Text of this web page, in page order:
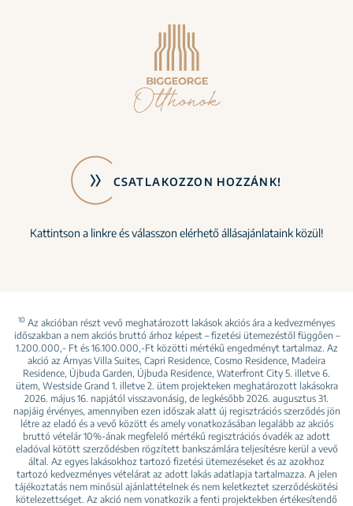
CSATLAKOZZON HOZZÁNK!
Kattintson a linkre és válasszon elérhető állásajánlataink közül!
10 Az akcióban részt vevő meghatározott lakások akciós ára a kedvezményes
időszakban a nem akciós bruttó árhoz képest – fizetési ütemezéstől függően –
1.200.000,- Ft és 16.100.000,-Ft közötti mértékű engedményt tartalmaz. Az
akció az Árnyas Villa Suites, Capri Residence, Cosmo Residence, Madeira
Residence, Újbuda Garden, Újbuda Residence, Waterfront City 5. illetve 6.
ütem, Westside Grand 1. illetve 2. ütem projekteken meghatározott lakásokra
2026. május 16. napjától visszavonásig, de legkésőbb 2026. augusztus 31.
napjáig érvényes, amennyiben ezen időszak alatt új regisztrációs szerződés jön
létre az eladó és a vevő között és amely vonatkozásában legalább az akciós
bruttó vételár 10%-ának megfelelő mértékű regisztrációs óvadék az adott
eladóval kötött szerződésben rögzített bankszámlára teljesítésre kerül a vevő
által. Az egyes lakásokhoz tartozó fizetési ütemezéseket és az azokhoz
tartozó kedvezményes vételárat az adott lakás adatlapja tartalmazza. A jelen
tájékoztatás nem minősül ajánlattételnek és nem keletkeztet szerződéskötési
kötelezettséget. Az akció nem vonatkozik a fenti projektekben értékesítendő